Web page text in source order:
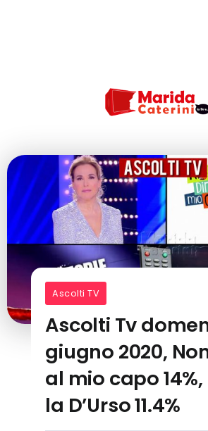
Ascolti TV
Ascolti Tv
giugno 2020,
al mio capo
la D’Urso 11.4%